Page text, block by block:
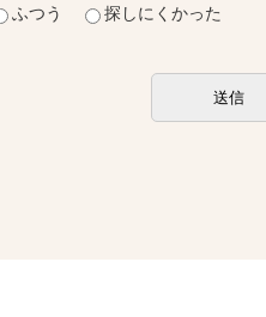
ふつう 探しにくかった